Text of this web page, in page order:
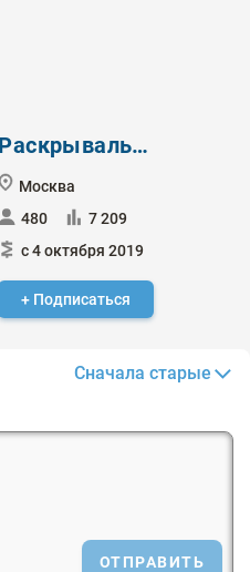
Раскрывальщик
Москва
480
7 209
с 4 октября 2019
+ Подписаться
Сначала старые
ОТПРАВИТЬ